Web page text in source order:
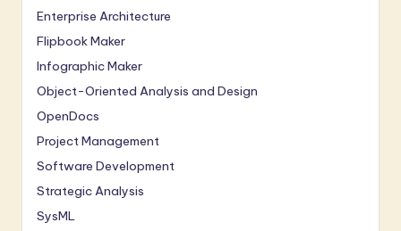
Enterprise Architecture
Flipbook Maker
Infographic Maker
Object-Oriented Analysis and Design
OpenDocs
Project Management
Software Development
Strategic Analysis
SysML